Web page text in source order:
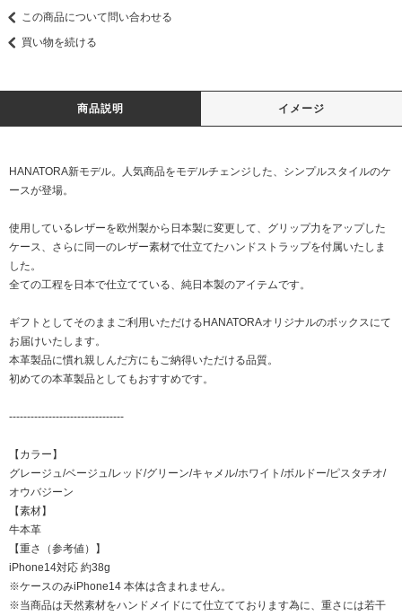
この商品について問い合わせる
買い物を続ける
商品説明 イメージ
HANATORA新モデル。人気商品をモデルチェンジした、シンプルスタイルのケ
ースが登場。
使用しているレザーを欧州製から日本製に変更して、グリップ力をアップした
ケース、さらに同一のレザー素材で仕立てたハンドストラップを付属いたしま
した。
全ての工程を日本で仕立てている、純日本製のアイテムです。
ギフトとしてそのままご利用いただけるHANATORAオリジナルのボックスにて
お届けいたします。
本革製品に慣れ親しんだ方にもご納得いただける品質。
初めての本革製品としてもおすすめです。
--------------------------------
【カラー】
グレージュ/ベージュ/レッド/グリーン/キャメル/ホワイト/ボルドー/ピスタチオ/
オウバジーン
【素材】
牛本革
【重さ（参考値）】
iPhone14対応 約38g
※ケースのみiPhone14 本体は含まれません。
※当商品は天然素材をハンドメイドにて仕立てております為に、重さには若干